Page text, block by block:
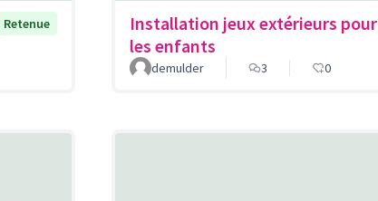
Retenue
Installation jeux extérieurs pour
les enfants
demulder 3 0